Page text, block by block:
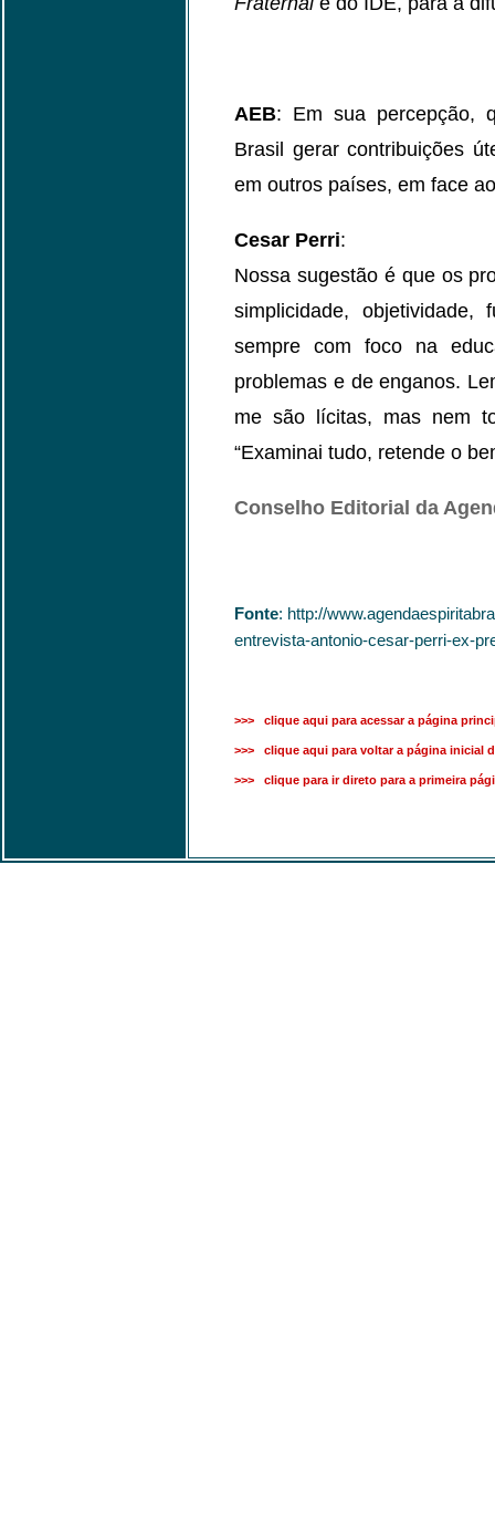
AEB: Em sua percepção,
Brasil gerar contribuições
em outros países, em face
Cesar Perri:
Nossa sugestão é que os
simplicidade, objetividade,
sempre com foco na
problemas e de enganos.
me são lícitas, mas nem
“Examinai tudo, retende o
Conselho Editorial da
Fonte: http://
entrevista-antonio-cesar-perri-ex-
>>> clique aqui para acessar a página
>>> clique aqui para voltar a página inicial
>>> clique para ir direto para a primeira